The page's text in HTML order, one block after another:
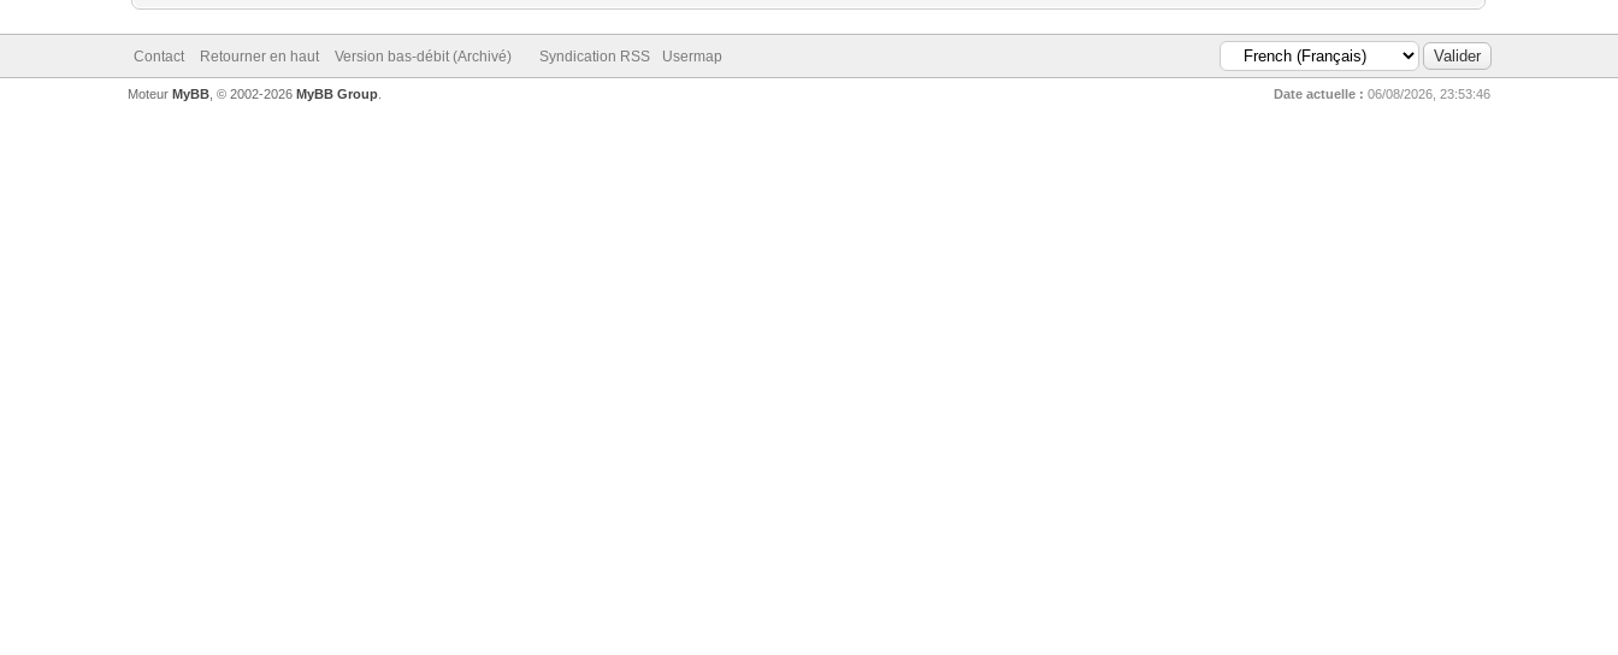
Contact Retourner en haut Version bas-débit (Archivé) Syndication RSS Usermap
Date actuelle : 06/08/2026, 23:53:46
Moteur MyBB, © 2002-2026 MyBB Group.